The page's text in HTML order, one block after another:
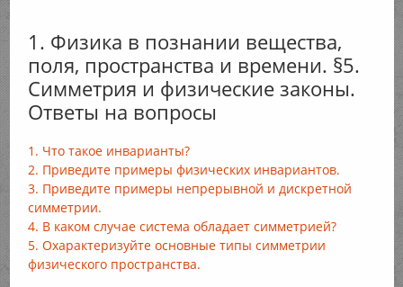
1. Физика в познании вещества,
поля, пространства и времени. §5.
Симметрия и физические законы.
Ответы на вопросы
1. Что такое инварианты?
2. Приведите примеры физических инвариантов.
3. Приведите примеры непрерывной и дискретной
симметрии.
4. В каком случае система обладает симметрией?
5. Охарактеризуйте основные типы симметрии
физического пространства.